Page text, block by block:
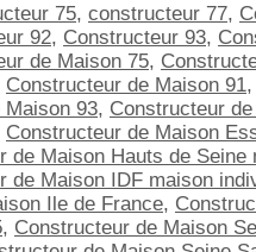
75, constructeur 77,
92, Constructeur 93,
de Maison 75,
Constructeur de Maison 91
93, Constructeur
Constructeur de Maison
de Maison Hauts de Seine
de Maison IDF maison
Ile de France,
, Constructeur de Maison